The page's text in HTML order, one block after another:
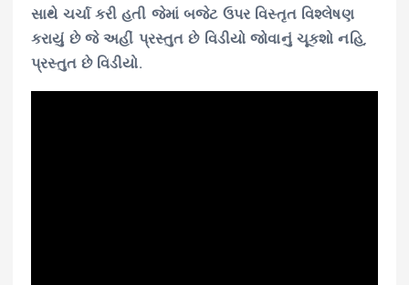
સાથે ચર્ચા કરી હતી જેમાં બજેટ ઉપર વિસ્તૃત વિશ્લેષણ
કરાયું છે જે અહીં પ્રસ્તુત છે વિડીયો જોવાનું ચૂકશો નહિ,
પ્રસ્તુત છે વિડીયો.